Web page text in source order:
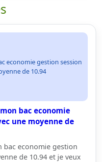
economie gestion session
de 10.94
bac economie
une moyenne de
bac economie gestion
de 10.94 et je veux